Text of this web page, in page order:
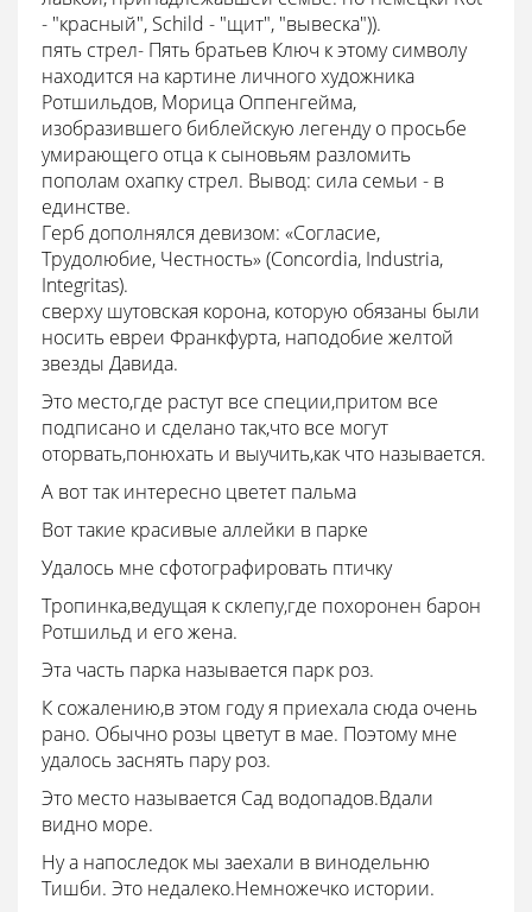
- "красный", Schild - "щит", "вывеска")).
пять стрел- Пять братьев Ключ к этому символу
находится на картине личного художника
Ротшильдов, Морица Оппенгейма,
изобразившего библейскую легенду о просьбе
умирающего отца к сыновьям разломить
пополам охапку стрел. Вывод: сила семьи - в
единстве.
Герб дополнялся девизом: «Согласие,
Трудолюбие, Честность» (Concordia, Industria,
Integritas).
сверху шутовская корона, которую обязаны были
носить евреи Франкфурта, наподобие желтой
звезды Давида.
Это место,где растут все специи,притом все
подписано и сделано так,что все могут
оторвать,понюхать и выучить,как что называется.
А вот так интересно цветет пальма
Вот такие красивые аллейки в парке
Удалось мне сфотографировать птичку
Тропинка,ведущая к склепу,где похоронен барон
Ротшильд и его жена.
Эта часть парка называется парк роз.
К сожалению,в этом году я приехала сюда очень
рано. Обычно розы цветут в мае. Поэтому мне
удалось заснять пару роз.
Это место называется Сад водопадов.Вдали
видно море.
Ну а напоследок мы заехали в винодельню
Тишби. Это недалеко.Немножечко истории.